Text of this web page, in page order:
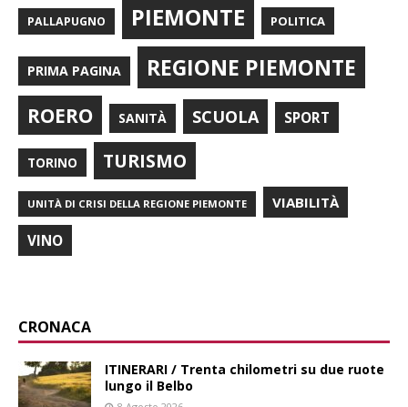
PALLAPUGNO PIEMONTE POLITICA
PRIMA PAGINA REGIONE PIEMONTE
ROERO SANITÀ SCUOLA SPORT
TORINO TURISMO
UNITÀ DI CRISI DELLA REGIONE PIEMONTE VIABILITÀ
VINO
CRONACA
ITINERARI / Trenta chilometri su due ruote
lungo il Belbo